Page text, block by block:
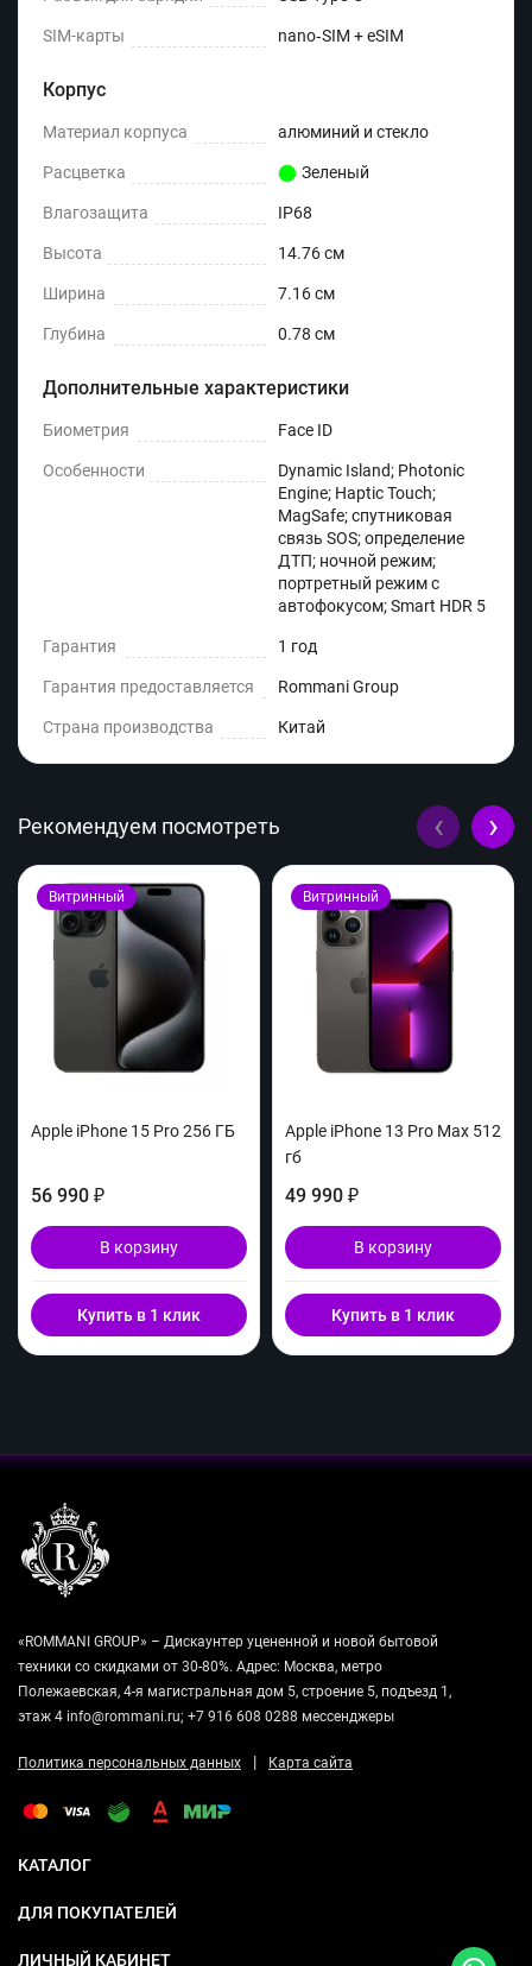
SIM-карты nano‑SIM + eSIM
Корпус
Материал корпуса алюминий и стекло
Расцветка Зеленый
Влагозащита IP68
Высота 14.76 см
Ширина 7.16 см
Глубина 0.78 см
Дополнительные характеристики
Биометрия Face ID
Особенности
Dynamic Island; Photonic
Engine; Haptic Touch;
MagSafe; спутниковая
связь SOS; определение
ДТП; ночной режим;
портретный режим с
автофокусом; Smart HDR 5
Гарантия 1 год
Гарантия предоставляется Rommani Group
Страна производства Китай
Рекомендуем посмотреть
Витринный
Apple iPhone 15 Pro 256 ГБ
56 990 ₽
В корзину
Купить в 1 клик
Витринный
Apple iPhone 13 Pro Max 512
гб
49 990 ₽
В корзину
Купить в 1 клик
‹ ›
«ROMMANI GROUP» – Дискаунтер уцененной и новой бытовой
техники со скидками от 30-80%. Адрес: Москва, метро
Полежаевская, 4-я магистральная дом 5, строение 5, подъезд 1,
этаж 4 info@rommani.ru; +7 916 608 0288 мессенджеры
Политика персональных данных | Карта сайта
КАТАЛОГ
ДЛЯ ПОКУПАТЕЛЕЙ
ЛИЧНЫЙ КАБИНЕТ